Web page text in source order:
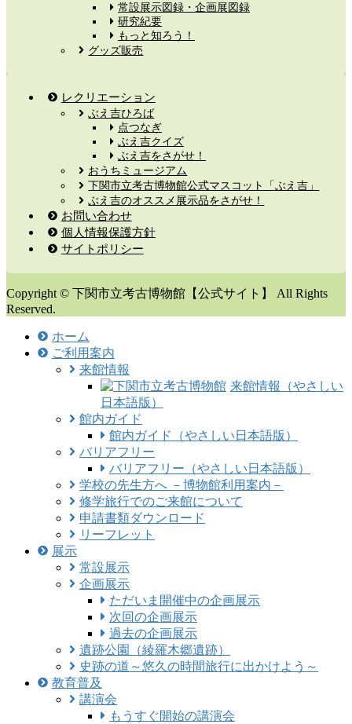
常設展示図録・企画展図録
研究紀要
もっと知ろう！
グッズ販売
レクリエーション
ぶえ吉ひろば
点つなぎ
ぶえ吉クイズ
ぶえ吉をさがせ！
おうちミュージアム
下関市立考古博物館公式マスコット「ぶえ吉」
ぶえ吉のオススメ展示品をさがせ！
お問い合わせ
個人情報保護方針
サイトポリシー
Copyright © 下関市立考古博物館【公式サイト】 All Rights
Reserved.
ホーム
ご利用案内
来館情報
来館情報（やさしい
日本語版）
館内ガイド
館内ガイド（やさしい日本語版）
バリアフリー
バリアフリー（やさしい日本語版）
学校の先生方へ －博物館利用案内－
修学旅行でのご来館について
申請書類ダウンロード
リーフレット
展示
常設展示
企画展示
ただいま開催中の企画展示
次回の企画展示
過去の企画展示
遺跡公園（綾羅木郷遺跡）
史跡の道～悠久の時間旅行に出かけよう～
教育普及
講演会
もうすぐ開始の講演会